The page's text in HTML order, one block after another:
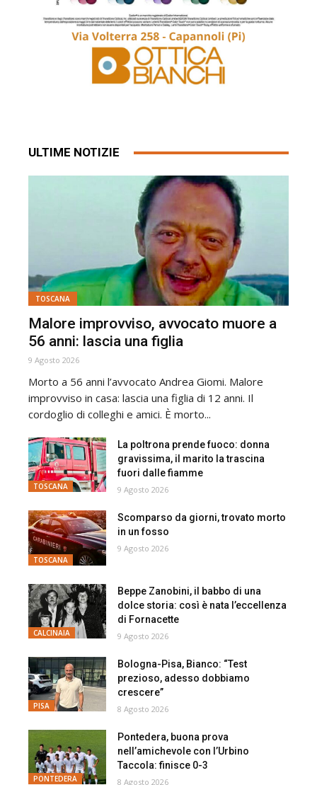
ULTIME NOTIZIE
TOSCANA
Malore improvviso, avvocato muore a
56 anni: lascia una figlia
9 Agosto 2026
Morto a 56 anni l’avvocato Andrea Giomi. Malore
improvviso in casa: lascia una figlia di 12 anni. Il
cordoglio di colleghi e amici. È morto...
TOSCANA
La poltrona prende fuoco: donna
gravissima, il marito la trascina
fuori dalle fiamme
9 Agosto 2026
TOSCANA
Scomparso da giorni, trovato morto
in un fosso
9 Agosto 2026
CALCINAIA
Beppe Zanobini, il babbo di una
dolce storia: così è nata l’eccellenza
di Fornacette
9 Agosto 2026
PISA
Bologna-Pisa, Bianco: “Test
prezioso, adesso dobbiamo
crescere”
8 Agosto 2026
PONTEDERA
Pontedera, buona prova
nell’amichevole con l’Urbino
Taccola: finisce 0-3
8 Agosto 2026